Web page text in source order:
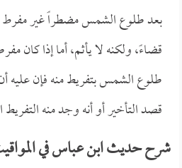
بعد طلوع الشمس مضطراً غير مفرط
قضاءً، ولكنه لا يأثم، أما إذا كان
طلوع الشمس بتفريط منه فإن عليه
قصد التأخير أو أنه وجد منه
شرح حديث ابن عباس في